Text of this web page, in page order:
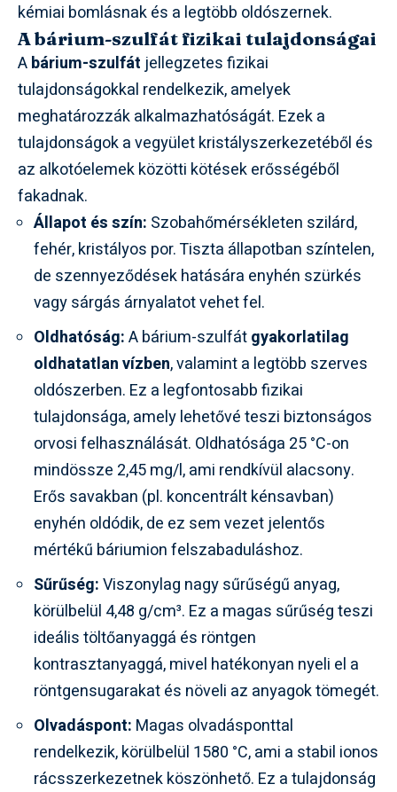
kémiai bomlásnak és a legtöbb oldószernek.
A bárium-szulfát fizikai tulajdonságai
Abárium-szulfát jellegzetes fizikai
tulajdonságokkal rendelkezik, amelyek
meghatározzák alkalmazhatóságát. Ezek a
tulajdonságok a vegyület kristályszerkezetéből és
az alkotóelemek közötti kötések erősségéből
fakadnak.
Állapot és szín: Szobahőmérsékleten szilárd,
fehér, kristályos por. Tiszta állapotban színtelen,
de szennyeződések hatására enyhén szürkés
vagy sárgás árnyalatot vehet fel.
Oldhatóság:A bárium-szulfátgyakorlatilag
oldhatatlan vízben, valamint a legtöbb szerves
oldószerben. Ez a legfontosabb fizikai
tulajdonsága, amely lehetővé teszi biztonságos
orvosi felhasználását. Oldhatósága 25 °C-on
mindössze 2,45 mg/l, ami rendkívül alacsony.
Erős savakban (pl. koncentrált kénsavban)
enyhén oldódik, de ez sem vezet jelentős
mértékű báriumion felszabaduláshoz.
Sűrűség:Viszonylag nagy sűrűségű anyag,
körülbelül 4,48 g/cm³. Ez a magas sűrűség teszi
ideális töltőanyaggá és röntgen
kontrasztanyaggá, mivel hatékonyan nyeli el a
röntgensugarakat és növeli az anyagok tömegét.
Olvadáspont: Magas olvadásponttal
rendelkezik, körülbelül 1580 °C, ami a stabil ionos
rácsszerkezetnek köszönhető. Ez a tulajdonság